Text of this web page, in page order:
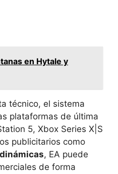
en Hytale y
técnico, el sistema
plataformas de última
5, Xbox Series X|S
publicitarios como
, EA puede
de forma